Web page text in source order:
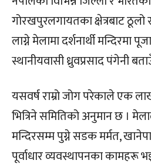
गोरखपुरलगायतका क्षेत्रबाट
लाग्ने मेलामा दर्शनार्थी मन्दिरमा
स्थानीयवासी ध्रुवप्रसाद पंगेनी
यसवर्ष राम्रो जोग परेकाले एक
भित्रिने समितिको अनुमान छ ।
मन्दिरसम्म पुग्ने सडक मर्मत,
पूर्वाधार व्यवस्थापनका कामहरू